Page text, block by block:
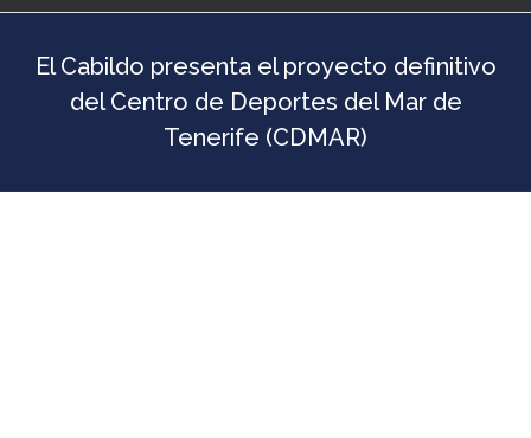
El Cabildo presenta el proyecto definitivo
Tenerife (CDMAR)